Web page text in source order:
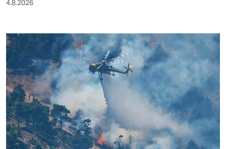
4.8.2026